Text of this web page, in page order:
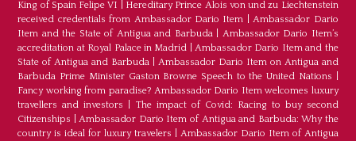
King of Spain Felipe VI
Hereditary Prince Alois von und zu Liechtenstein
received credentials from Ambassador Dario Item |Ambassador Dario
Item and the State of Antigua and Barbuda| Ambassador Dario Item’s
accreditation at Royal Palace in Madrid |Ambassador Dario Item and the
State of Antigua and Barbuda
Ambassador Dario Item on Antigua and
Barbuda Prime Minister Gaston Browne Speech to the United Nations
Fancy working from paradise? Ambassador Dario Item welcomes luxury
travellers and investors
The impact of Covid: Racing to buy second
Citizenships
|Ambassador Dario Item of Antigua and Barbuda: Why the
country is ideal for luxury travelers
Ambassador Dario Item of Antigua